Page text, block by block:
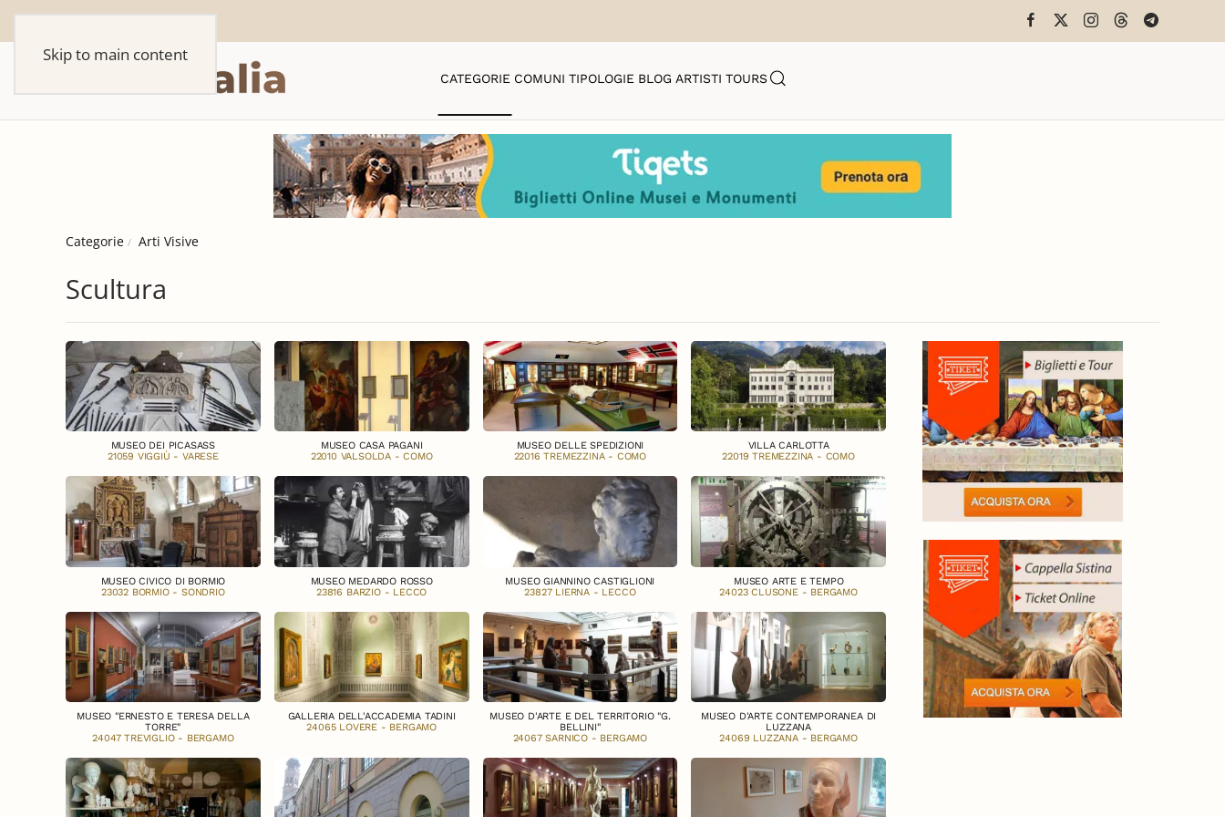
Skip to main content
CATEGORIE COMUNI TIPOLOGIE BLOG ARTISTI TOURS
Categorie Arti Visive
Scultura
MUSEO DEI PICASASS
21059 VIGGIÙ - VARESE
MUSEO CASA PAGANI
22010 VALSOLDA - COMO
MUSEO DELLE SPEDIZIONI
22016 TREMEZZINA - COMO
VILLA CARLOTTA
22019 TREMEZZINA - COMO
MUSEO CIVICO DI BORMIO
23032 BORMIO - SONDRIO
MUSEO MEDARDO ROSSO
23816 BARZIO - LECCO
MUSEO GIANNINO CASTIGLIONI
23827 LIERNA - LECCO
MUSEO ARTE E TEMPO
24023 CLUSONE - BERGAMO
MUSEO "ERNESTO E TERESA DELLA
TORRE"
24047 TREVIGLIO - BERGAMO
GALLERIA DELL'ACCADEMIA TADINI
24065 LOVERE - BERGAMO
MUSEO D'ARTE E DEL TERRITORIO "G.
BELLINI"
24067 SARNICO - BERGAMO
MUSEO D'ARTE CONTEMPORANEA DI
LUZZANA
24069 LUZZANA - BERGAMO